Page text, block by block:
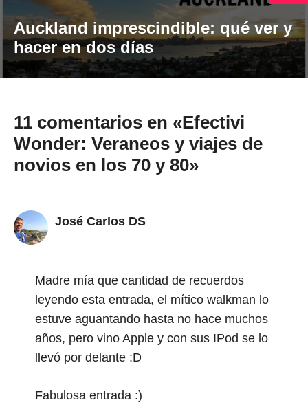
Auckland imprescindible: qué ver y
hacer en dos días
11 comentarios en «Efectivi
Wonder: Veraneos y viajes de
novios en los 70 y 80»
José Carlos DS
Madre mía que cantidad de recuerdos
leyendo esta entrada, el mítico walkman lo
estuve aguantando hasta no hace muchos
años, pero vino Apple y con sus IPod se lo
llevó por delante :D
Fabulosa entrada :)